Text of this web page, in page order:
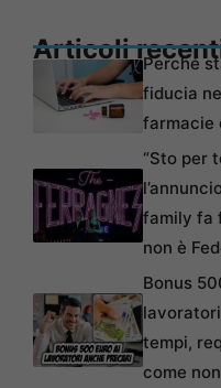
Articoli
Perché
fiducia
farmacie
“Sto per
family fa
non è
Bonus
tempi,
come